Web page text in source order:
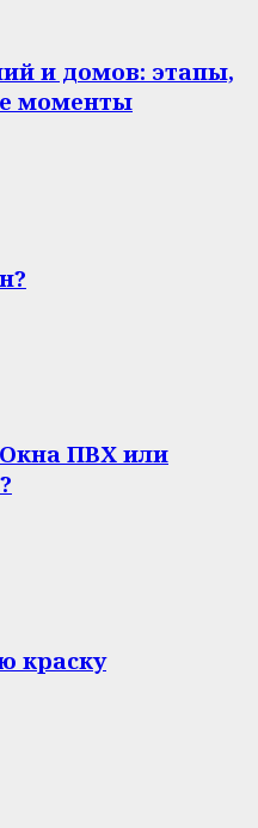
и домов: этапы,
моменты
ПВХ или
краску